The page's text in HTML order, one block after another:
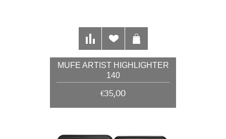
MUFE ARTIST HIGHLIGHTER
140
€35,00